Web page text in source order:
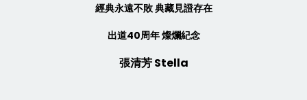
經典永遠不敗 典藏見證存在
出道40周年 燦爛紀念
張清芳 Stella